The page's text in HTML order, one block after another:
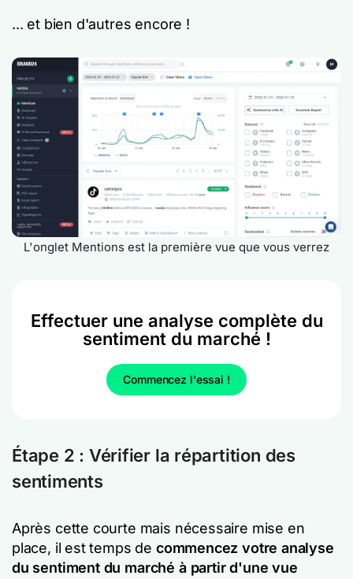
... et bien d'autres encore !
L'onglet Mentions est la première vue que vous verrez
Effectuer une analyse complète du
sentiment du marché !
Commencez l'essai !
Étape 2 : Vérifier la répartition des
sentiments
Après cette courte mais nécessaire mise en
place, il est temps de commencez votre analyse
du sentiment du marché à partir d'une vue